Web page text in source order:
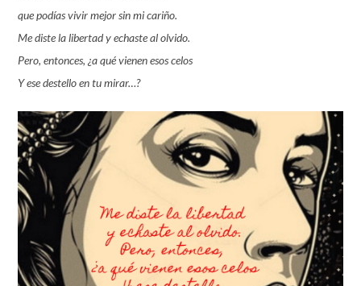
que podías vivir mejor sin mi cariño.
Me diste la libertad y echaste al olvido.
Pero, entonces, ¿a qué vienen esos celos
Y ese destello en tu mirar…?